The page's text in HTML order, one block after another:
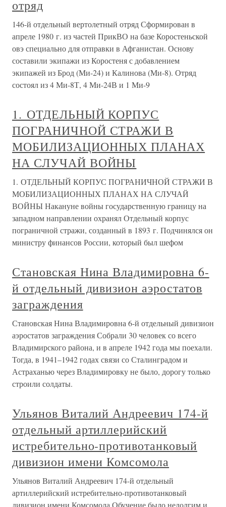
отряд
146-й отдельный вертолетный отряд Сформирован в
апреле 1980 г. из частей ПрикВО на базе Коростеньской
овэ специально для отправки в Афганистан. Основу
составили экипажи из Коростеня с добавлением
экипажей из Брод (Ми-24) и Калинова (Ми-8). Отряд
состоял из 4 Ми-8Т, 4 Ми-24В и 1 Ми-9
1. ОТДЕЛЬНЫЙ КОРПУС
ПОГРАНИЧНОЙ СТРАЖИ В
МОБИЛИЗАЦИОННЫХ ПЛАНАХ
НА СЛУЧАЙ ВОЙНЫ
1. ОТДЕЛЬНЫЙ КОРПУС ПОГРАНИЧНОЙ СТРАЖИ В
МОБИЛИЗАЦИОННЫХ ПЛАНАХ НА СЛУЧАЙ
ВОЙНЫ Накануне войны государственную границу на
западном направлении охранял Отдельный корпус
пограничной стражи, созданный в 1893 г. Подчинялся он
министру финансов России, который был шефом
Становская Нина Владимировна 6-
й отдельный дивизион аэростатов
заграждения
Становская Нина Владимировна 6-й отдельный дивизион
аэростатов заграждения Собрали 30 человек со всего
Владимирского района, и в апреле 1942 года мы поехали.
Тогда, в 1941–1942 годах связи со Сталинградом и
Астраханью через Владимировку не было, дорогу только
строили солдаты.
Ульянов Виталий Андреевич 174-й
отдельный артиллерийский
истребительно-противотанковый
дивизион имени Комсомола
Ульянов Виталий Андреевич 174-й отдельный
артиллерийский истребительно-противотанковый
дивизион имени Комсомола Обучение было недолгим и